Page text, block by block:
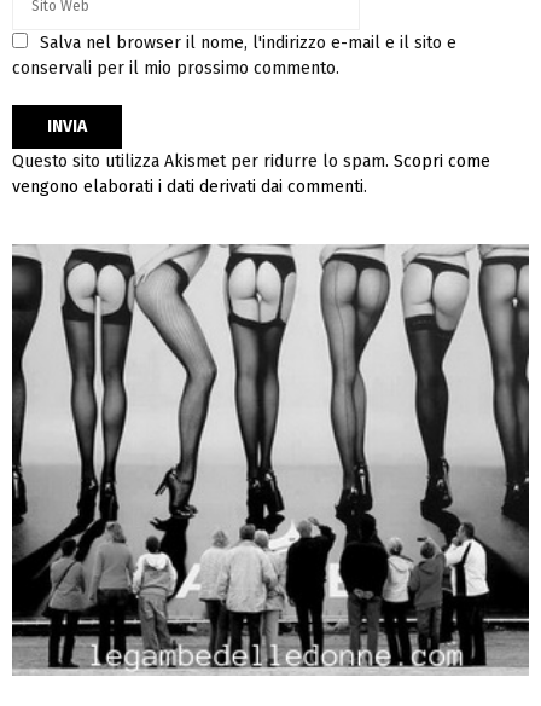
Salva nel browser il nome, l'indirizzo e-mail e il sito e
conservali per il mio prossimo commento.
Questo sito utilizza Akismet per ridurre lo spam. Scopri come
vengono elaborati i dati derivati dai commenti.